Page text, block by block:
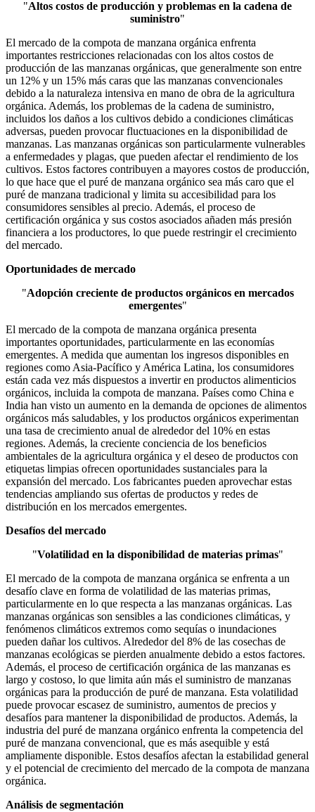
"Altos costos de producción y problemas en la cadena de
suministro"
El mercado de la compota de manzana orgánica enfrenta
importantes restricciones relacionadas con los altos costos de
producción de las manzanas orgánicas, que generalmente son entre
un 12% y un 15% más caras que las manzanas convencionales
debido a la naturaleza intensiva en mano de obra de la agricultura
orgánica. Además, los problemas de la cadena de suministro,
incluidos los daños a los cultivos debido a condiciones climáticas
adversas, pueden provocar fluctuaciones en la disponibilidad de
manzanas. Las manzanas orgánicas son particularmente vulnerables
a enfermedades y plagas, que pueden afectar el rendimiento de los
cultivos. Estos factores contribuyen a mayores costos de producción,
lo que hace que el puré de manzana orgánico sea más caro que el
puré de manzana tradicional y limita su accesibilidad para los
consumidores sensibles al precio. Además, el proceso de
certificación orgánica y sus costos asociados añaden más presión
financiera a los productores, lo que puede restringir el crecimiento
del mercado.
Oportunidades de mercado
"Adopción creciente de productos orgánicos en mercados
emergentes"
El mercado de la compota de manzana orgánica presenta
importantes oportunidades, particularmente en las economías
emergentes. A medida que aumentan los ingresos disponibles en
regiones como Asia-Pacífico y América Latina, los consumidores
están cada vez más dispuestos a invertir en productos alimenticios
orgánicos, incluida la compota de manzana. Países como China e
India han visto un aumento en la demanda de opciones de alimentos
orgánicos más saludables, y los productos orgánicos experimentan
una tasa de crecimiento anual de alrededor del 10% en estas
regiones. Además, la creciente conciencia de los beneficios
ambientales de la agricultura orgánica y el deseo de productos con
etiquetas limpias ofrecen oportunidades sustanciales para la
expansión del mercado. Los fabricantes pueden aprovechar estas
tendencias ampliando sus ofertas de productos y redes de
distribución en los mercados emergentes.
Desafíos del mercado
"Volatilidad en la disponibilidad de materias primas"
El mercado de la compota de manzana orgánica se enfrenta a un
desafío clave en forma de volatilidad de las materias primas,
particularmente en lo que respecta a las manzanas orgánicas. Las
manzanas orgánicas son sensibles a las condiciones climáticas, y
fenómenos climáticos extremos como sequías o inundaciones
pueden dañar los cultivos. Alrededor del 8% de las cosechas de
manzanas ecológicas se pierden anualmente debido a estos factores.
Además, el proceso de certificación orgánica de las manzanas es
largo y costoso, lo que limita aún más el suministro de manzanas
orgánicas para la producción de puré de manzana. Esta volatilidad
puede provocar escasez de suministro, aumentos de precios y
desafíos para mantener la disponibilidad de productos. Además, la
industria del puré de manzana orgánico enfrenta la competencia del
puré de manzana convencional, que es más asequible y está
ampliamente disponible. Estos desafíos afectan la estabilidad general
y el potencial de crecimiento del mercado de la compota de manzana
orgánica.
Análisis de segmentación